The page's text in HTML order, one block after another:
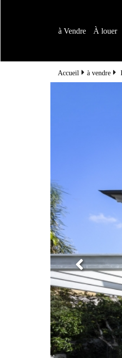
à Vendre À louer
Accueil à vendre